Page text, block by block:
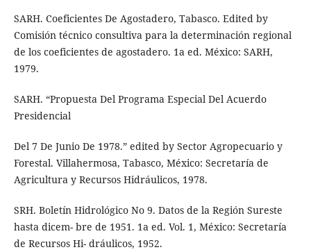
SARH. Coeficientes De Agostadero, Tabasco. Edited by
Comisión técnico consultiva para la determinación regional
de los coeficientes de agostadero. 1a ed. México: SARH,
1979.
SARH. “Propuesta Del Programa Especial Del Acuerdo
Presidencial
Del 7 De Junio De 1978.” edited by Sector Agropecuario y
Forestal. Villahermosa, Tabasco, México: Secretaría de
Agricultura y Recursos Hidráulicos, 1978.
SRH. Boletín Hidrológico No 9. Datos de la Región Sureste
hasta dicem- bre de 1951. 1a ed. Vol. 1, México: Secretaría
de Recursos Hi- dráulicos, 1952.